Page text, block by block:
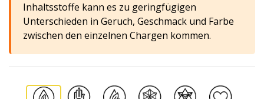
Inhaltsstoffe kann es zu geringfügigen
Unterschieden in Geruch, Geschmack und Farbe
zwischen den einzelnen Chargen kommen.